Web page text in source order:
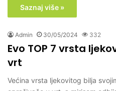
Saznaj više »
Admin 30/05/2024 332
Evo TOP 7 vrsta
vrt
Većina vrsta ljekovitog bilja